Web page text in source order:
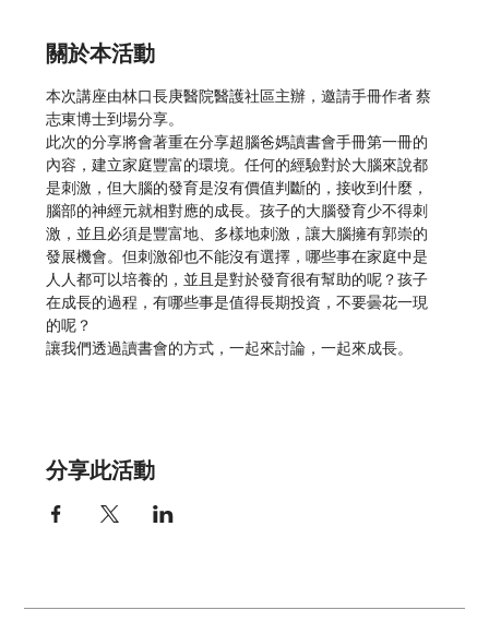
關於本活動
本次講座由林口長庚醫院醫護社區主辦，邀請手冊作者 蔡
志東博士到場分享。
此次的分享將會著重在分享超腦爸媽讀書會手冊第一冊的
內容，建立家庭豐富的環境。任何的經驗對於大腦來說都
是刺激，但大腦的發育是沒有價值判斷的，接收到什麼，
腦部的神經元就相對應的成長。孩子的大腦發育少不得刺
激，並且必須是豐富地、多樣地刺激，讓大腦擁有郭崇的
發展機會。但刺激卻也不能沒有選擇，哪些事在家庭中是
人人都可以培養的，並且是對於發育很有幫助的呢？孩子
在成長的過程，有哪些事是值得長期投資，不要曇花一現
的呢？
讓我們透過讀書會的方式，一起來討論，一起來成長。
分享此活動